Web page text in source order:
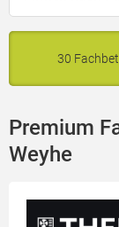
30
Premium
Weyhe